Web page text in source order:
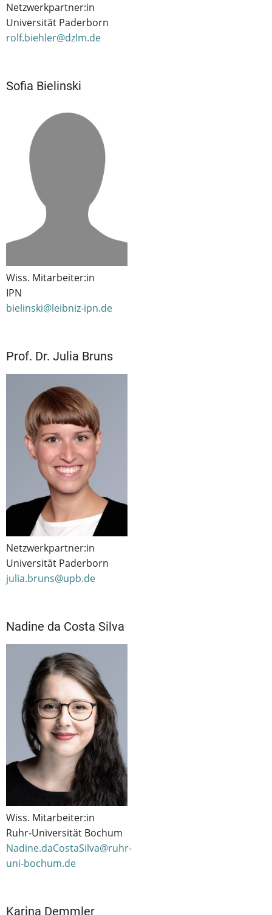
Netzwerkpartner:in
Universität Paderborn
rolf.biehler@dzlm.de
Sofia Bielinski
Wiss. Mitarbeiter:in
IPN
bielinski@leibniz-ipn.de
Prof. Dr. Julia Bruns
Netzwerkpartner:in
Universität Paderborn
julia.bruns@upb.de
Nadine da Costa Silva
Wiss. Mitarbeiter:in
Ruhr-Universität Bochum
Nadine.daCostaSilva@ruhr-
uni-bochum.de
Karina Demmler